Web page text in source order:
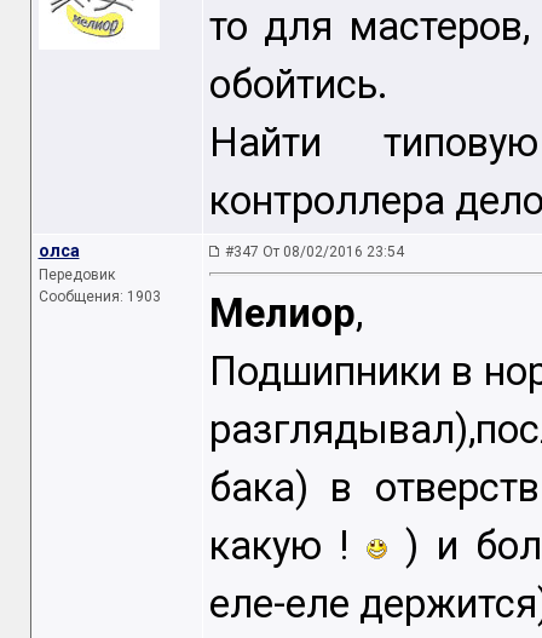
то для
обойтись.
Найти
контроллера
олса
Передовик
Сообщения: 1903
#347 От 08/02/2016 23:54
Мелиор,
Подшипники в
бака) в
какую !
) и
еле-еле